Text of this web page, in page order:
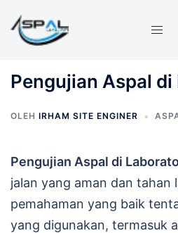
ke
Pengujian Aspal
OLEH IRHAM SITE ENGINER
Pengujian Aspal di
jalan yang aman dan tahan
pemahaman yang baik
yang digunakan, termasuk